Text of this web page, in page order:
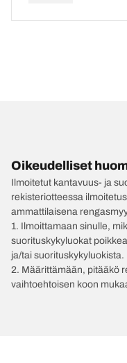
Oikeudelliset
Ilmoitetut kantavuus- ja
rekisteriotteessa
ammattilaisena
1. Ilmoittamaan sinulle,
suorituskykyluokat
ja/tai suorituskykyluokista.
2. Määrittämään, pitääkö
vaihtoehtoisen koon